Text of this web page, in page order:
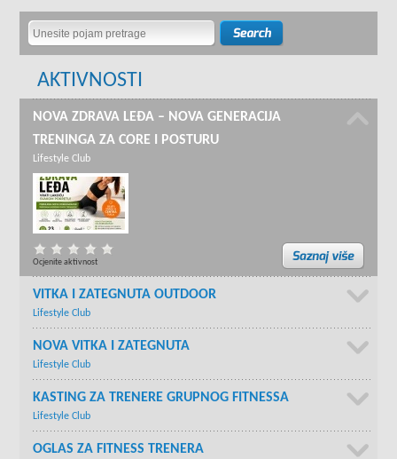
AKTIVNOSTI
NOVA ZDRAVA LEĐA – NOVA GENERACIJA
TRENINGA ZA CORE I POSTURU
Lifestyle Club
Ocjenite aktivnost
VITKA I ZATEGNUTA OUTDOOR
Lifestyle Club
NOVA VITKA I ZATEGNUTA
Lifestyle Club
KASTING ZA TRENERE GRUPNOG FITNESSA
Lifestyle Club
OGLAS ZA FITNESS TRENERA